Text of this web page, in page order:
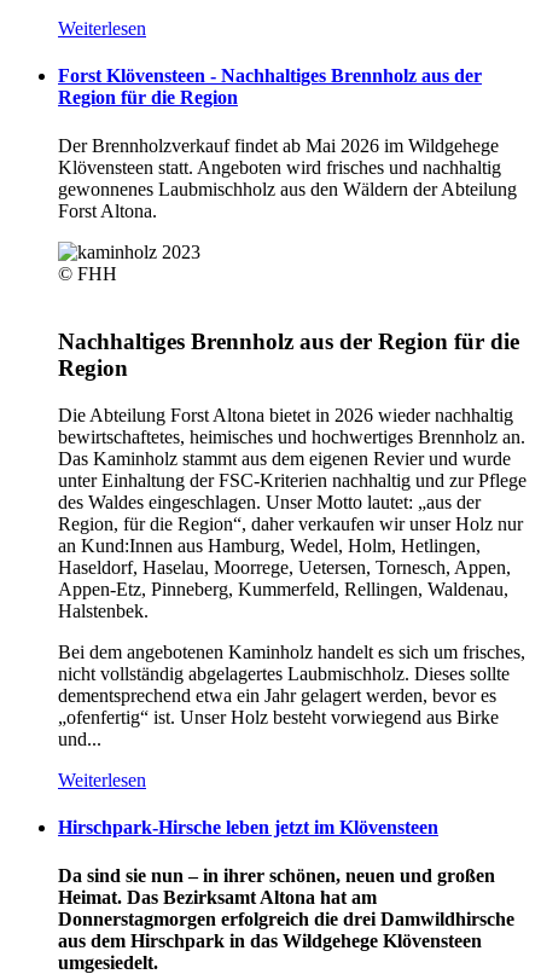
Weiterlesen
Forst Klövensteen - Nachhaltiges Brennholz aus der
Region für die Region
Der Brennholzverkauf findet ab Mai 2026 im Wildgehege
Klövensteen statt. Angeboten wird frisches und nachhaltig
gewonnenes Laubmischholz aus den Wäldern der Abteilung
Forst Altona.
© FHH
Nachhaltiges Brennholz aus der Region für die
Region
Die Abteilung Forst Altona bietet in 2026 wieder nachhaltig
bewirtschaftetes, heimisches und hochwertiges Brennholz an.
Das Kaminholz stammt aus dem eigenen Revier und wurde
unter Einhaltung der FSC-Kriterien nachhaltig und zur Pflege
des Waldes eingeschlagen. Unser Motto lautet: „aus der
Region, für die Region“, daher verkaufen wir unser Holz nur
an Kund:Innen aus Hamburg, Wedel, Holm, Hetlingen,
Haseldorf, Haselau, Moorrege, Uetersen, Tornesch, Appen,
Appen-Etz, Pinneberg, Kummerfeld, Rellingen, Waldenau,
Halstenbek.
Bei dem angebotenen Kaminholz handelt es sich um frisches,
nicht vollständig abgelagertes Laubmischholz. Dieses sollte
dementsprechend etwa ein Jahr gelagert werden, bevor es
„ofenfertig“ ist. Unser Holz besteht vorwiegend aus Birke
und...
Weiterlesen
Hirschpark-Hirsche leben jetzt im Klövensteen
Da sind sie nun – in ihrer schönen, neuen und großen
Heimat. Das Bezirksamt Altona hat am
Donnerstagmorgen erfolgreich die drei Damwildhirsche
aus dem Hirschpark in das Wildgehege Klövensteen
umgesiedelt.